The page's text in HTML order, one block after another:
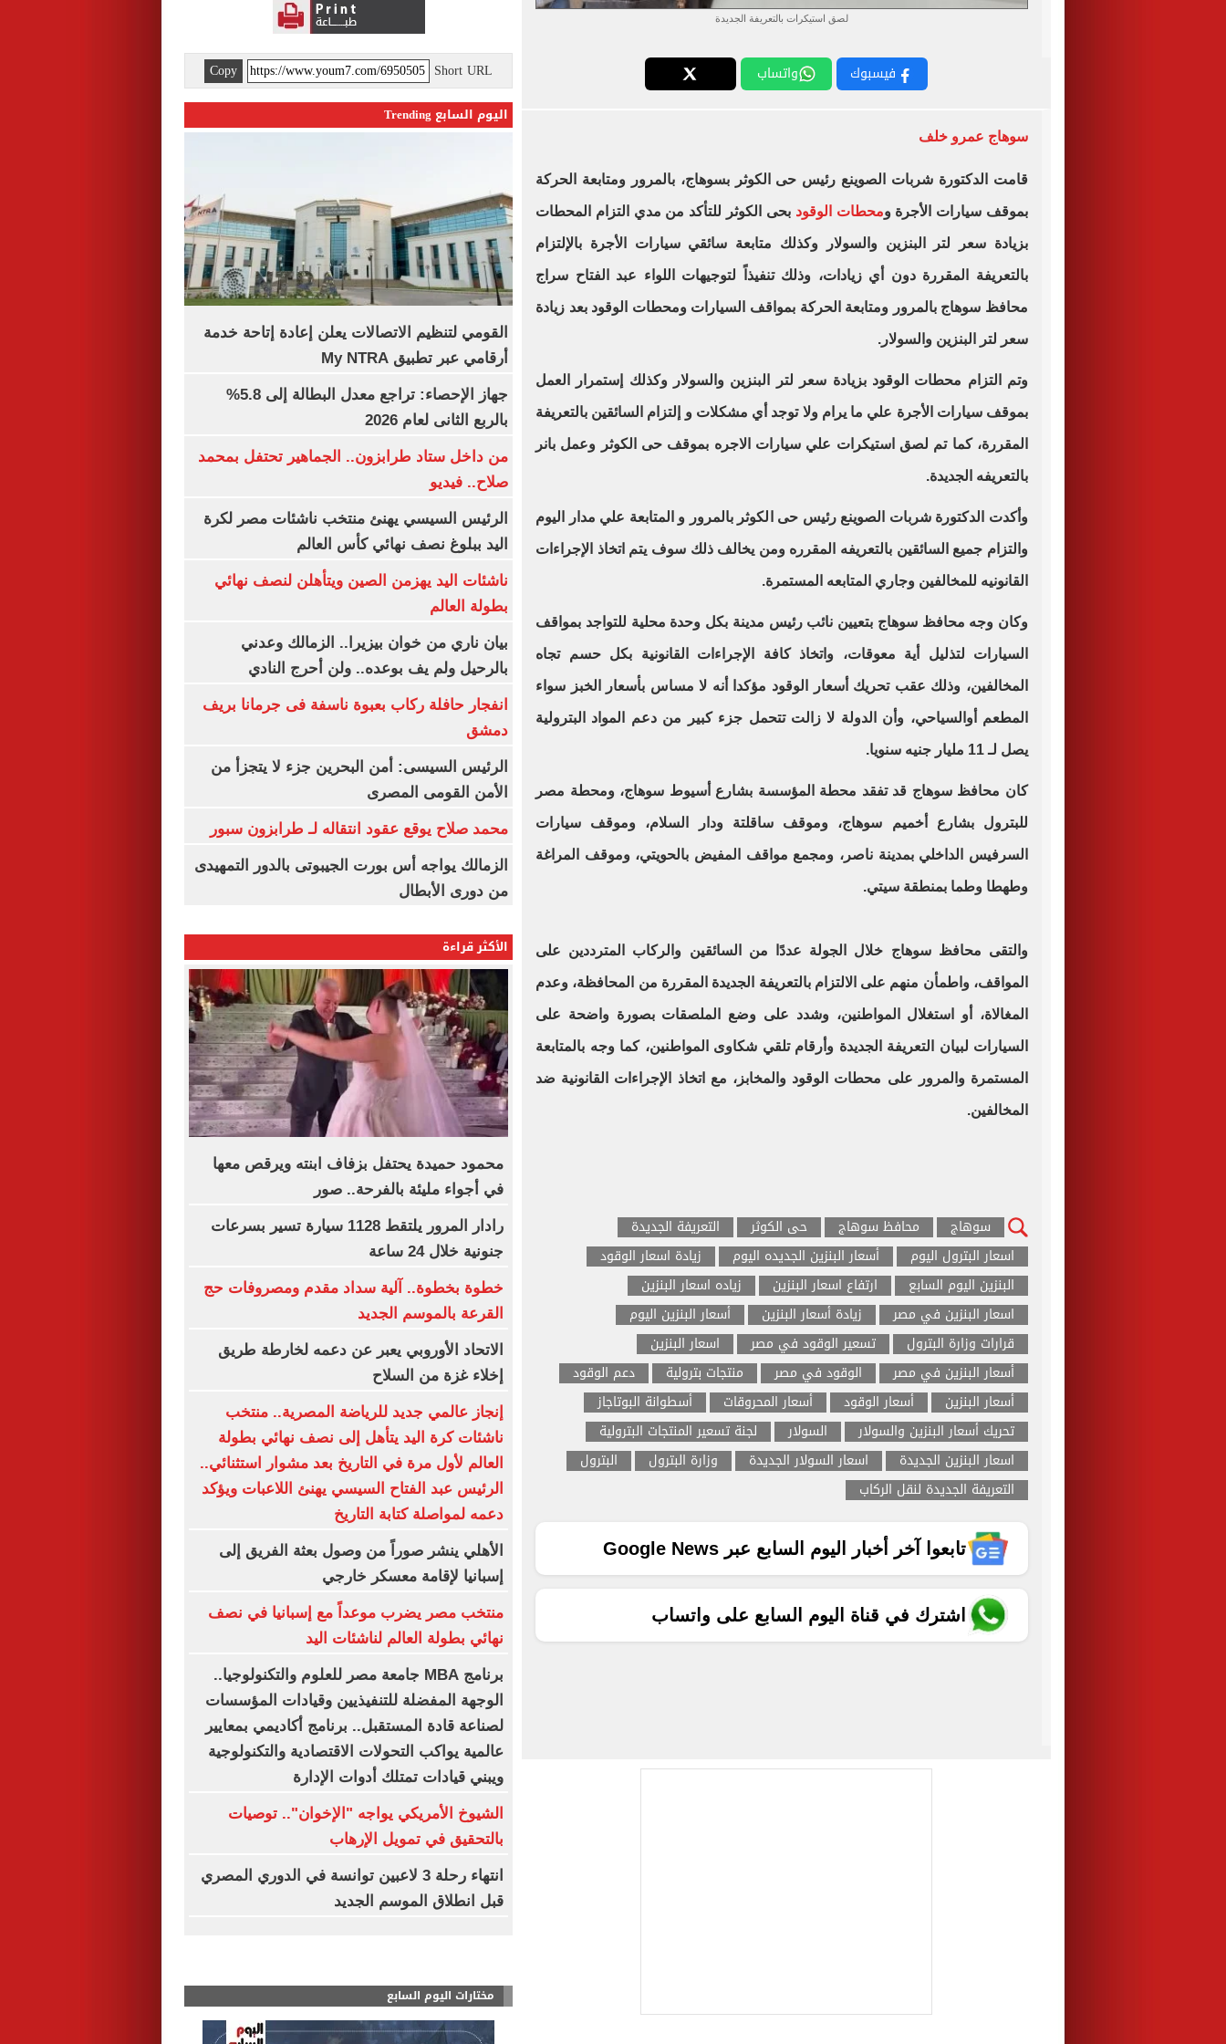
لصق استيكرات بالتعريفة الجديدة
فيسبوك واتساب
سوهاج عمرو خلف
قامت الدكتورة شربات الصوينع رئيس حى الكوثر بسوهاج، بالمرور ومتابعة الحركة
بموقف سيارات الأجرة ومحطات الوقود بحى الكوثر للتأكد من مدي التزام المحطات
بزيادة سعر لتر البنزين والسولار وكذلك متابعة سائقي سيارات الأجرة بالإلتزام
بالتعريفة المقررة دون أي زيادات، وذلك تنفيذاً لتوجيهات اللواء عبد الفتاح سراج
محافظ سوهاج بالمرور ومتابعة الحركة بمواقف السيارات ومحطات الوقود بعد زيادة
سعر لتر البنزين والسولار.
وتم التزام محطات الوقود بزيادة سعر لتر البنزين والسولار وكذلك إستمرار العمل
بموقف سيارات الأجرة علي ما يرام ولا توجد أي مشكلات و إلتزام السائقين بالتعريفة
المقررة، كما تم لصق استيكرات علي سيارات الاجره بموقف حى الكوثر وعمل بانر
بالتعريفه الجديدة.
وأكدت الدكتورة شربات الصوينع رئيس حى الكوثر بالمرور و المتابعة علي مدار اليوم
والتزام جميع السائقين بالتعريفه المقرره ومن يخالف ذلك سوف يتم اتخاذ الإجراءات
القانونيه للمخالفين وجاري المتابعه المستمرة.
وكان وجه محافظ سوهاج بتعيين نائب رئيس مدينة بكل وحدة محلية للتواجد بمواقف
السيارات لتذليل أية معوقات، واتخاذ كافة الإجراءات القانونية بكل حسم تجاه
المخالفين، وذلك عقب تحريك أسعار الوقود مؤكدا أنه لا مساس بأسعار الخبز سواء
المطعم أوالسياحي، وأن الدولة لا زالت تتحمل جزء كبير من دعم المواد البترولية
يصل لـ 11 مليار جنيه سنويا.
كان محافظ سوهاج قد تفقد محطة المؤسسة بشارع أسيوط سوهاج، ومحطة مصر
للبترول بشارع أخميم سوهاج، وموقف ساقلتة ودار السلام، وموقف سيارات
السرفيس الداخلي بمدينة ناصر، ومجمع مواقف المفيض بالحويتي، وموقف المراغة
وطهطا وطما بمنطقة سيتي.
والتقى محافظ سوهاج خلال الجولة عددًا من السائقين والركاب المترددين على
المواقف، واطمأن منهم على الالتزام بالتعريفة الجديدة المقررة من المحافظة، وعدم
المغالاة، أو استغلال المواطنين، وشدد على وضع الملصقات بصورة واضحة على
السيارات لبيان التعريفة الجديدة وأرقام تلقي شكاوى المواطنين، كما وجه بالمتابعة
المستمرة والمرور على محطات الوقود والمخابز، مع اتخاذ الإجراءات القانونية ضد
المخالفين.
سوهاج محافظ سوهاج حى الكوثر
التعريفة الجديدة
اسعار البترول اليوم
أسعار البنزين الجديده اليوم
زيادة اسعار الوقود
البنزين اليوم السابع
ارتفاع اسعار البنزين
زياده اسعار البنزين
اسعار البنزين في مصر
زيادة أسعار البنزين
أسعار البنزين اليوم
قرارات وزارة البترول
تسعير الوقود في مصر
اسعار البنزين
أسعار البنزين في مصر
الوقود في مصر منتجات بترولية
دعم الوقود
أسعار البنزين
أسعار الوقود أسعار المحروقات
أسطوانة البوتاجاز
تحريك أسعار البنزين والسولار
السولار
لجنة تسعير المنتجات البترولية
اسعار البنزين الجديدة
اسعار السولار الجديدة وزارة البترول
البترول
التعريفة الجديدة لنقل الركاب
تابعوا آخر أخبار اليوم السابع عبر Google News
اشترك في قناة اليوم السابع على واتساب
Short URL
Copy
اليوم السابع Trending
القومي لتنظيم الاتصالات يعلن إعادة إتاحة خدمة
أرقامي عبر تطبيق My NTRA
جهاز الإحصاء: تراجع معدل البطالة إلى 5.8%
بالربع الثانى لعام 2026
من داخل ستاد طرابزون.. الجماهير تحتفل بمحمد
صلاح.. فيديو
الرئيس السيسي يهنئ منتخب ناشئات مصر لكرة
اليد ببلوغ نصف نهائي كأس العالم
ناشئات اليد يهزمن الصين ويتأهلن لنصف نهائي
بطولة العالم
بيان ناري من خوان بيزيرا.. الزمالك وعدني
بالرحيل ولم يف بوعده.. ولن أحرج النادي
انفجار حافلة ركاب بعبوة ناسفة فى جرمانا بريف
دمشق
الرئيس السيسى: أمن البحرين جزء لا يتجزأ من
الأمن القومى المصرى
محمد صلاح يوقع عقود انتقاله لـ طرابزون سبور
الزمالك يواجه أس بورت الجيبوتى بالدور التمهيدى
من دورى الأبطال
الأكثر قراءة
محمود حميدة يحتفل بزفاف ابنته ويرقص معها
في أجواء مليئة بالفرحة.. صور
رادار المرور يلتقط 1128 سيارة تسير بسرعات
جنونية خلال 24 ساعة
خطوة بخطوة.. آلية سداد مقدم ومصروفات حج
القرعة بالموسم الجديد
الاتحاد الأوروبي يعبر عن دعمه لخارطة طريق
إخلاء غزة من السلاح
إنجاز عالمي جديد للرياضة المصرية.. منتخب
ناشئات كرة اليد يتأهل إلى نصف نهائي بطولة
العالم لأول مرة في التاريخ بعد مشوار استثنائي..
الرئيس عبد الفتاح السيسي يهنئ اللاعبات ويؤكد
دعمه لمواصلة كتابة التاريخ
الأهلي ينشر صوراً من وصول بعثة الفريق إلى
إسبانيا لإقامة معسكر خارجي
منتخب مصر يضرب موعداً مع إسبانيا في نصف
نهائي بطولة العالم لناشئات اليد
برنامج MBA جامعة مصر للعلوم والتكنولوجيا..
الوجهة المفضلة للتنفيذيين وقيادات المؤسسات
لصناعة قادة المستقبل.. برنامج أكاديمي بمعايير
عالمية يواكب التحولات الاقتصادية والتكنولوجية
ويبني قيادات تمتلك أدوات الإدارة
الشيوخ الأمريكي يواجه "الإخوان".. توصيات
بالتحقيق في تمويل الإرهاب
انتهاء رحلة 3 لاعبين توانسة في الدوري المصري
قبل انطلاق الموسم الجديد
مختارات اليوم السابع